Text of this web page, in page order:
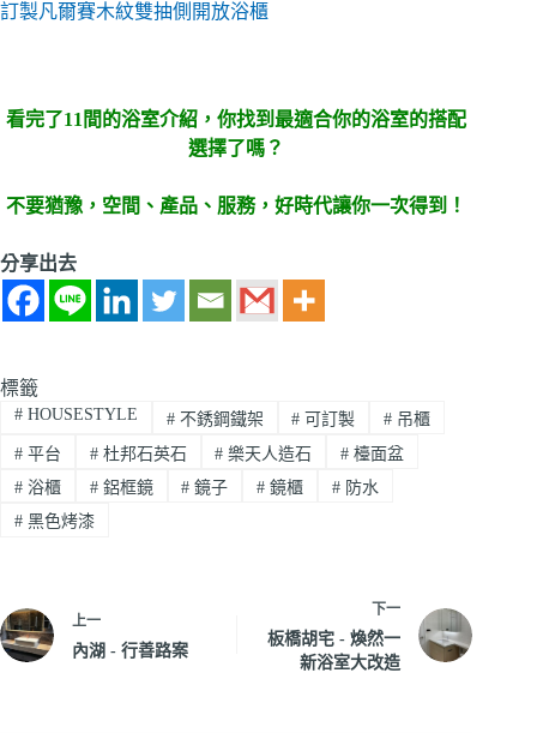
訂製凡爾賽木紋雙抽側開放浴櫃
看完了11間的浴室介紹，你找到最適合你的浴室的搭配
選擇了嗎？
不要猶豫，空間、產品、服務，好時代讓你一次得到！
分享出去
標籤
#HOUSESTYLE #不銹鋼鐵架 # 可訂製 # 吊櫃
#平台 #杜邦石英石 # 樂天人造石 # 檯面盆
#浴櫃 #鋁框鏡 # 鏡子 # 鏡櫃 # 防水
#黑色烤漆
上一
內湖 - 行善路案
下一
板橋胡宅 - 煥然一
新浴室大改造